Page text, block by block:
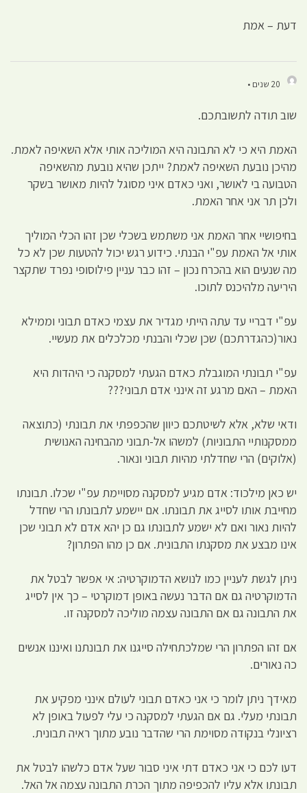
דעת – אמת
20 שנים •
שוב תודה לתשובתכם.
האמת היא כי לא התבונה היא המוליכה אותי אלא השאיפה לאמת.
מהיכן נובעת השאיפה לאמת? ייתכן שהיא נובעת מהשאיפה
הטבועה בי לאושר, ואני כאדם איני מסוגל להיות מאושר בשקר
ולכן תר אני אחר האמת.
בחיפושיי אחר האמת אני משתמש בשכלי שכן זהו הכלי המוליך
אותי אל האמת עפ"י הבנתי. כידוע רגש יכול להטעות שכן לא כל
מה שנעים הוא בהכרח נכון – זהו כבר עניין פילוסופי נפרד שתקצר
היריעה מלהיכנס לתוכו.
עפ"י דבריי עד עתה הייתי מגדיר את עצמי כאדם תבוני וממילא
נאור(כהגדרתכם) שכן שכלי והבנתי מכלכלים את מעשיי.
עפ"י תבונתי המוגבלת כאדם הגעתי למסקנה כי היהדות היא
האמת – האם מרגע זה אינני אדם תבוני???
ודאי שלא, אלא לשיטתכם כיוון שהכפפתי את תבונתי (כתוצאה
ממסקנותיי התבוניות) למשהו אל-תבוני מהבחינה האנושית
(אלוקים) הרי שחדלתי מהיות תבוני ונאור.
יש כאן מילכוד: אדם מגיע למסקנה מסויימת עפ"י שכלו. תבונתו
מחייבת אותו לסייג את תבונתו. אם יישמע לתבונתו הרי שחדל
להיות נאור ואם לא ישמע לתבונתו גם כן יהא אדם לא תבוני שכן
אינו מבצע את מסקנתו התבונית. אם כן מהו הפתרון?
ניתן לגשת לעניין כמו לנושא הדמוקרטיה: אי אפשר לבטל את
הדמוקרטיה גם אם הדבר נעשה באופן דמוקרטי – כך אין לסייג
את התבונה גם אם התבונה עצמה מוליכה למסקנה זו.
אם זהו הפתרון הרי שמלכתחילה סייגנו את תבונתנו ואיננו אנשים
כה נאורים.
מאידך ניתן לומר כי אני כאדם תבוני לעולם אינני מפקיע את
תבונתי מעלי. גם אם הגעתי למסקנה כי עלי לפעול באופן לא
רציונלי בנקודה מסוימת הרי שהדבר נובע מתוך ראיה תבונית.
דעו לכם כי אני כאדם דתי איני סבור שעל אדם כלשהו לבטל את
תבונתו אלא עליו להכפיפה מתוך הכרת התבונה עצמה אל האל.